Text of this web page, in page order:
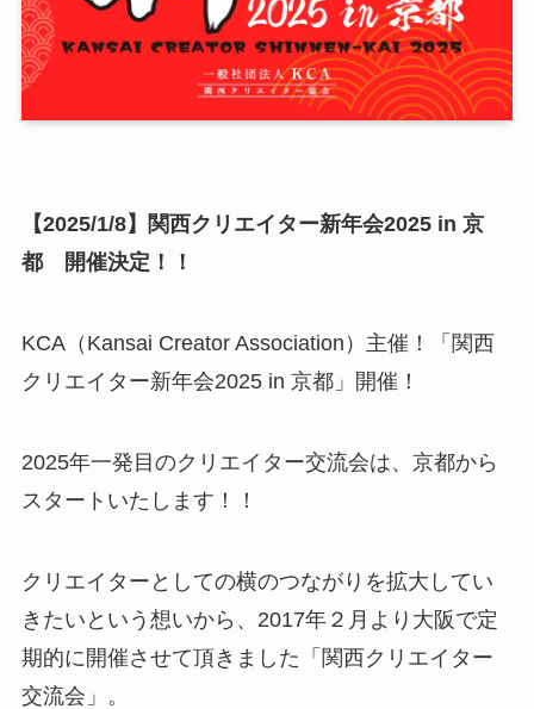
【2025/1/8】関西クリエイター新年会2025 in 京
都 開催決定！！
KCA（Kansai Creator Association）主催！「関西
クリエイター新年会2025 in 京都」開催！
2025年一発目のクリエイター交流会は、京都から
スタートいたします！！
クリエイターとしての横のつながりを拡大してい
きたいという想いから、2017年２月より大阪で定
期的に開催させて頂きました「関西クリエイター
交流会」。